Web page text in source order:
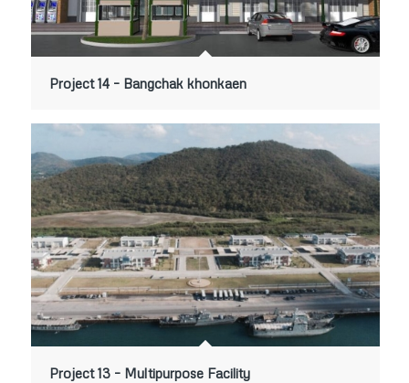
Project 14 – Bangchak khonkaen
Project 13 – Multipurpose Facility